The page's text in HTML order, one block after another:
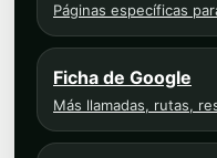
Páginas específicas
Ficha de Google
Más llamadas, rutas,